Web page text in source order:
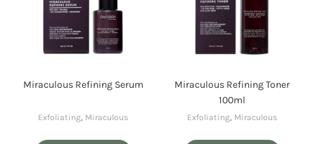
Miraculous Refining Serum
Exfoliating Miraculous
Miraculous Refining Toner
100ml
Exfoliating Miraculous